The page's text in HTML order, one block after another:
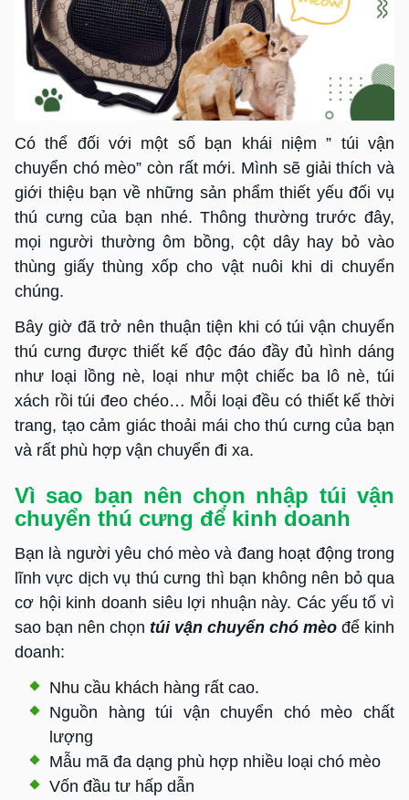
Có thể đối với một số bạn khái niệm ” túi vận
chuyển chó mèo” còn rất mới. Mình sẽ giải thích và
giới thiệu bạn về những sản phẩm thiết yếu đối vụ
thú cưng của bạn nhé. Thông thường trước đây,
mọi người thường ôm bồng, cột dây hay bỏ vào
thùng giấy thùng xốp cho vật nuôi khi di chuyển
chúng.
Bây giờ đã trở nên thuận tiện khi có túi vận chuyển
thú cưng được thiết kế độc đáo đầy đủ hình dáng
như loại lồng nè, loại như một chiếc ba lô nè, túi
xách rồi túi đeo chéo… Mỗi loại đều có thiết kế thời
trang, tạo cảm giác thoải mái cho thú cưng của bạn
và rất phù hợp vận chuyển đi xa.
Vì sao bạn nên chọn nhập túi vận
chuyển thú cưng để kinh doanh
Bạn là người yêu chó mèo và đang hoạt động trong
lĩnh vực dịch vụ thú cưng thì bạn không nên bỏ qua
cơ hội kinh doanh siêu lợi nhuận này. Các yếu tố vì
sao bạn nên chọn túi vận chuyển chó mèo để kinh
doanh:
Nhu cầu khách hàng rất cao.
Nguồn hàng túi vận chuyển chó mèo chất
lượng
Mẫu mã đa dạng phù hợp nhiều loại chó mèo
Vốn đầu tư hấp dẫn